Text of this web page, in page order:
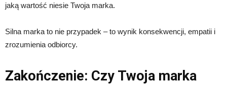
jaką wartość niesie Twoja marka.
Silna marka to nie przypadek – to wynik konsekwencji, empatii i
zrozumienia odbiorcy.
Zakończenie: Czy Twoja marka